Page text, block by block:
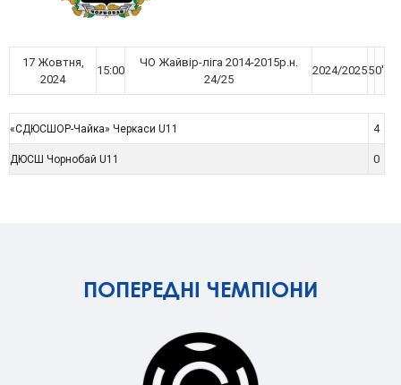
17 Жовтня,
2024
15:00
ЧО Жайвір-ліга 2014-2015р.н.
24/25
2024/202550'
«СДЮСШОР-Чайка» Черкаси U11 4
ДЮСШ Чорнобай U11 0
ПОПЕРЕДНІ ЧЕМПІОНИ